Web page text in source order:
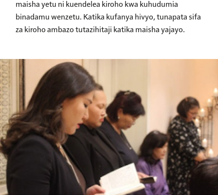
maisha yetu ni kuendelea kiroho kwa kuhudumia
binadamu wenzetu. Katika kufanya hivyo, tunapata sifa
za kiroho ambazo tutazihitaji katika maisha yajayo.